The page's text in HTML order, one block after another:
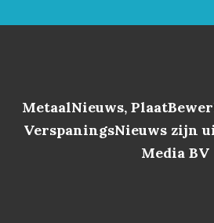
MetaalNieuws,
VerspaningsNieuws zijn
Media BV